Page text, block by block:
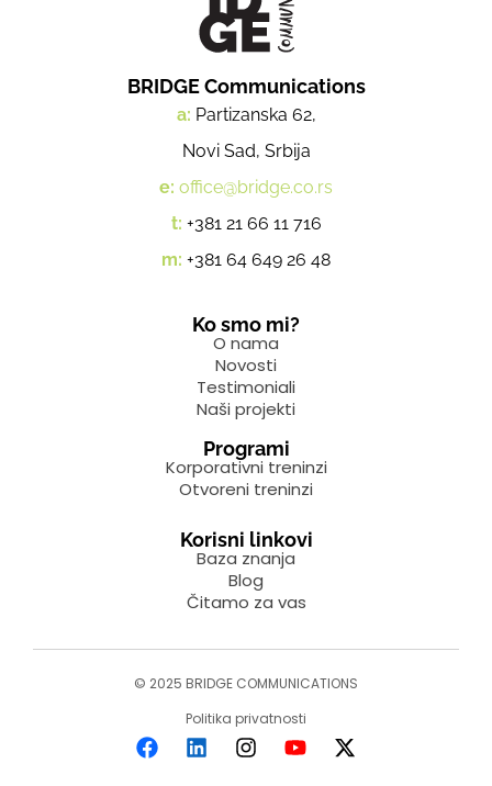
BRIDGE Communications
a: Partizanska 62,
Novi Sad, Srbija
e: office@bridge.co.rs
t: +381 21 66 11 716
m: +381 64 649 26 48
Ko smo mi?
O nama
Novosti
Testimoniali
Naši projekti
Programi
Korporativni treninzi
Otvoreni treninzi
Korisni linkovi
Baza znanja
Blog
Čitamo za vas
© 2025 BRIDGE COMMUNICATIONS
Politika privatnosti